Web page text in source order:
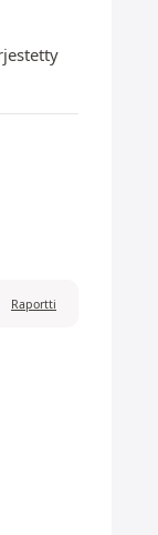
Raportti